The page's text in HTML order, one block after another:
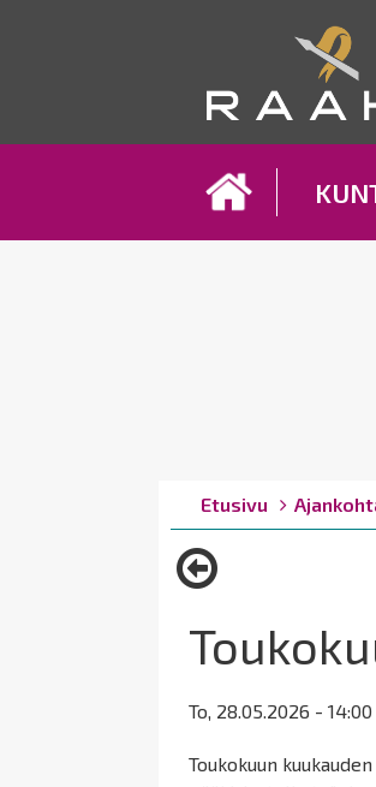
Breadcrumbs
You
are
here:
Etusivu
To, 28.05.2026 - 14:00
Toukokuun